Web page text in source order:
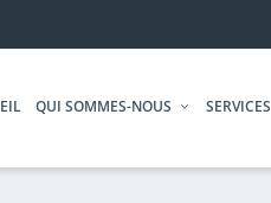
QUI SOMMES-NOUS SERVICES